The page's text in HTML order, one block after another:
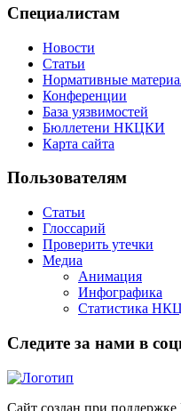
Специалистам
Новости
Статьи
Нормативные
Конференции
База уязвимостей
Бюллетени НКЦКИ
Карта сайта
Пользователям
Статьи
Глоссарий
Проверить утечки
Медиа
Анимация
Инфографика
Статистика
Следите за нами в
Сайт создан при